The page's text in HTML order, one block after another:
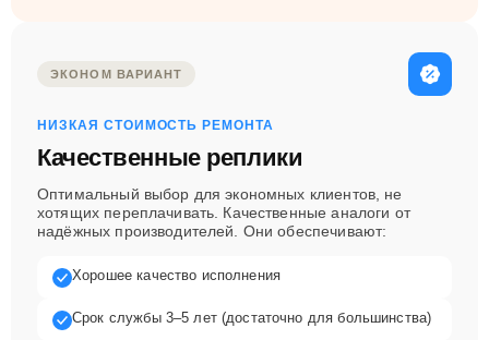
ЭКОНОМ ВАРИАНТ
НИЗКАЯ СТОИМОСТЬ РЕМОНТА
Качественные реплики
Оптимальный выбор для экономных клиентов, не
хотящих переплачивать. Качественные аналоги от
надёжных производителей. Они обеспечивают:
Хорошее качество исполнения
Срок службы 3–5 лет (достаточно для большинства)